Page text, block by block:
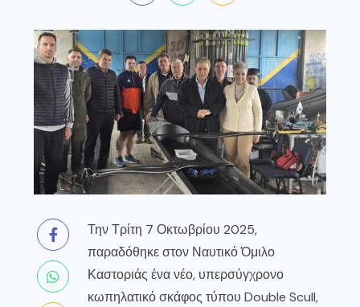
Την Τρίτη 7 Οκτωβρίου 2025,
παραδόθηκε στον Ναυτικό Όμιλο
Καστοριάς ένα νέο, υπερσύγχρονο
κωπηλατικό σκάφος τύπου Double Scull,